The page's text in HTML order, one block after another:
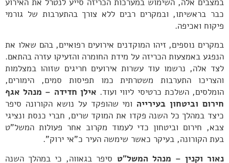
כבר בראשיתו, ובמקרים רבים ללא צורך בהתערבות של גורמי
פיקוח ואכיפה.
במקרים נוספים, זיהו המוקדנים אירועים רפואיים, בהם שאלו את
הנפגע באמצעות הכריזה על מידת החומרה והזעיקו עזרה בהתאם.
לצד אלה, נרשמו עוד עשרות אירועים חריגים שזוהו במצלמות
והצריכו התערבות משטרתית כמו תפיסות סמים, הימורים,
הומלסים, השלכת כרטיסי ליווי ועוד. אילן חדידה – מנהל אגף
חירום וביטחון בעירייה ומי שהופקד על נושא הקורונה סיפר
כיצד במהלך כל השנה פקדו את המוקד שרים, חברי כנסת ונציגי
צבא, חירום וביטחון כדי לעמוד מקרוב אחר פעולות המשל"ט
בעת הקורונה, בעיקר כאשר שימשה העיר כ"אי ירוק".
נאור וקנין – מנהל המשל"ט סיפר בגאווה, כי במהלך השנה